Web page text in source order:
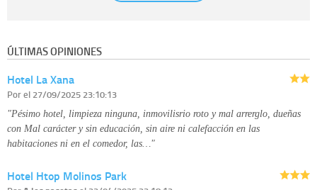
Derechos:tiene derecho a saber qué información tenemos sobre usted,
disponible en nuestra página web.
Información complementaria:
ÚLTIMAS OPINIONES
Hotel La Xana
Porel 27/09/2025 23:10:13
"Pésimo hotel, limpieza ninguna, inmovilisrio roto y mal arrerglo, dueñas
con Mal carácter y sin educación, sin aire ni calefacción en las
habitaciones ni en el comedor, las…"
Hotel Htop Molinos Park